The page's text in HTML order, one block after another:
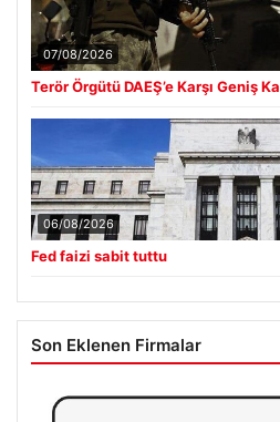
07/08/2026
Terör Örgütü DAEŞ’e Karşı Geniş
06/08/2026
Fed faizi sabit tuttu
Son Eklenen Firmalar